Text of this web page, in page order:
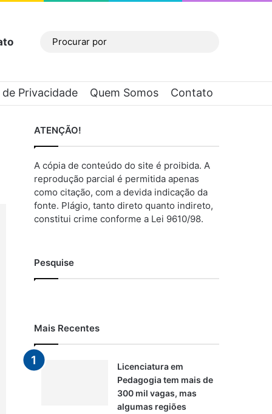
Barra Lateral
Privacidade Quem Somos Contato
ATENÇÃO!
A cópia de conteúdo do site é proibida. A
reprodução parcial é permitida apenas
como citação, com a devida indicação da
fonte. Plágio, tanto direto quanto indireto,
constitui crime conforme a Lei 9610/98.
Pesquise
Mais Recentes
Licenciatura em
Pedagogia tem mais de
300 mil vagas, mas
algumas regiões